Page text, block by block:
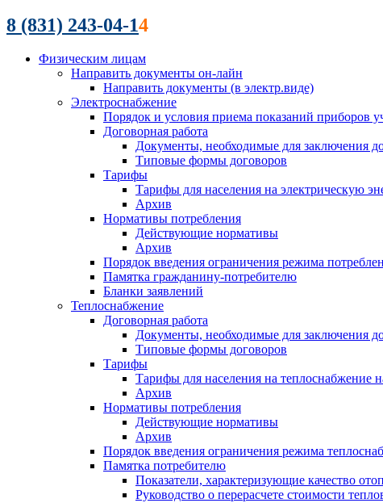
8 (831) 243-04-14
Физическим лицам
Направить документы он-лайн
Направить документы (в электр.виде)
Электроснабжение
Порядок и условия приема показаний приборов
Договорная работа
Документы, необходимые для заключения
Типовые формы договоров
Тарифы
Тарифы для населения на электрическую
Архив
Нормативы потребления
Действующие нормативы
Архив
Порядок введения ограничения режима
Памятка гражданину-потребителю
Бланки заявлений
Теплоснабжение
Договорная работа
Документы, необходимые для заключения
Типовые формы договоров
Тарифы
Тарифы для населения на теплоснабжение
Архив
Нормативы потребления
Действующие нормативы
Архив
Порядок введения ограничения режима
Памятка потребителю
Показатели, характеризующие качество
Руководство о перерасчете стоимости